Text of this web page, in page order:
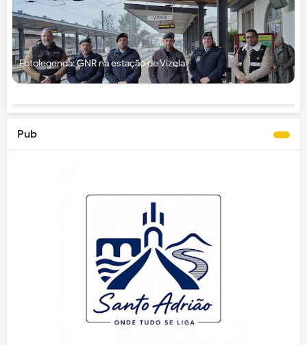
Fotolegenda: GNR na estação de Vizela
Pub